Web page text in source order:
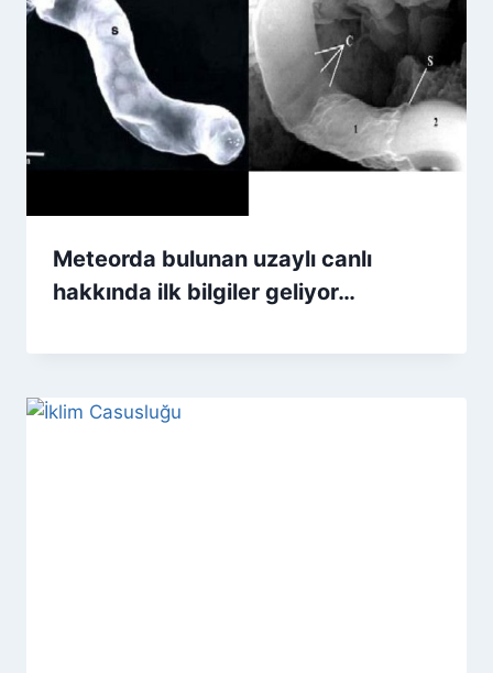
Meteorda bulunan uzaylı canlı
hakkında ilk bilgiler geliyor…